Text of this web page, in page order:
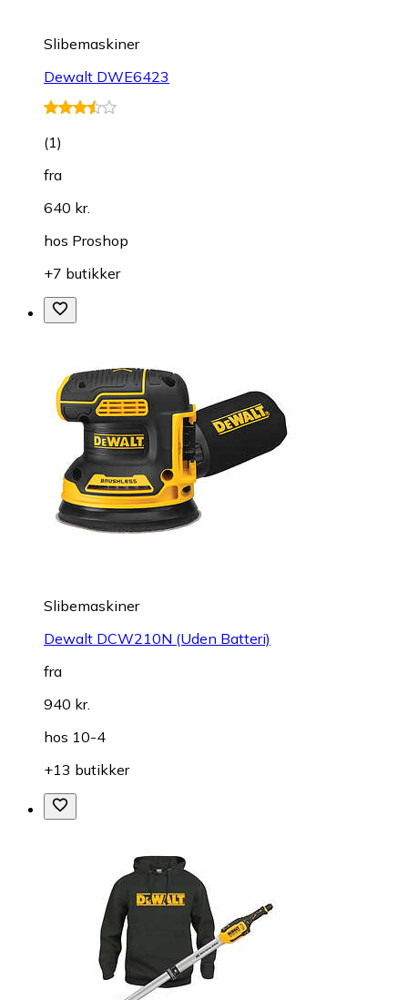
Slibemaskiner
Dewalt DWE6423
(1)
fra
640 kr.
hos Proshop
+7 butikker
Slibemaskiner
Dewalt DCW210N (Uden Batteri)
fra
940 kr.
hos 10-4
+13 butikker